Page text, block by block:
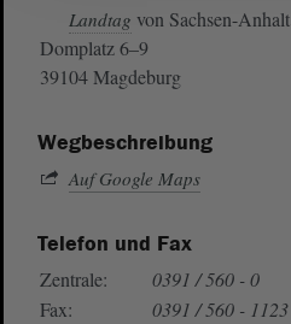
Landtag von Sachsen-Anhalt
Domplatz 6–9
39104 Magdeburg
Wegbeschreibung
Auf Google Maps
Telefon und Fax
Zentrale:
0391 / 560 - 0
Fax:
0391 / 560 - 1123